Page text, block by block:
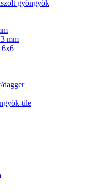
gyöngyök
mm
6x6
tile